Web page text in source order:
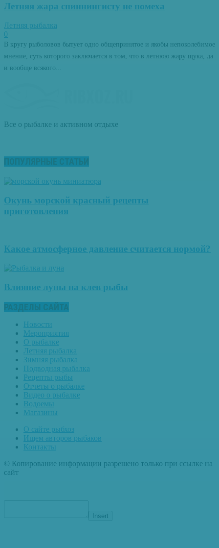
Летняя жара спиннингисту не помеха
Летняя рыбалка
0
В кругу рыболовов бытует одно общепринятое и якобы непоколебимое
мнение, суть которого заключается в том, что в летнюю жару щука, да
и вообще всякого...
Все о рыбалке и активном отдыхе
ПОПУЛЯРНЫЕ СТАТЬИ
Окунь морской красный рецепты
приготовления
Какое атмосферное давление считается нормой?
Влияние луны на клев рыбы
РАЗДЕЛЫ САЙТА
Новости
Мероприятия
О рыбалке
Летняя рыбалка
Зимняя рыбалка
Подводная рыбалка
Рецепты рыбы
Отчеты о рыбалке
Видео о рыбалке
Водоемы
Магазины
О сайте рыбхоз
Ищем авторов рыбаков
Контакты
© Копирование информации разрешено только при ссылке на
сайт
Insert